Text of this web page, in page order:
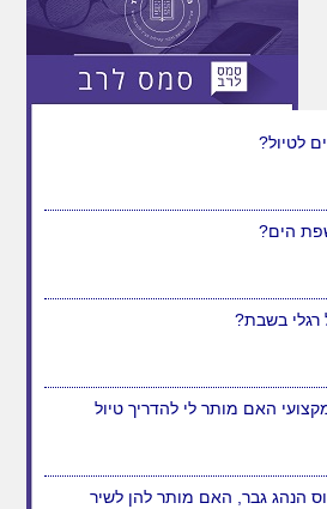
הנהג גבר, האם מותר להן לשיר
לטיול?
הים?
רגלי בשבת?
האם מותר לי להדריך טיול